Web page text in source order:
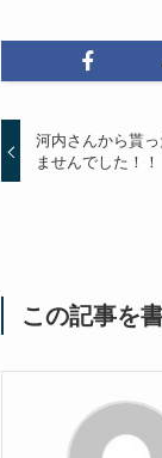
河内さんから貰
ませんでした！！
この記事を